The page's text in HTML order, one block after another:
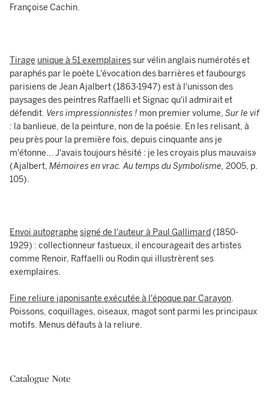
Françoise Cachin.
Tirage unique à 51 exemplairessur vélin anglais numérotés et
paraphés par le poète L'évocation des barrières et faubourgs
parisiens de Jean Ajalbert (1863-1947) est à l'unisson des
paysages des peintres Raffaelli et Signac qu'il admirait et
défendit. Vers impressionnistes ! mon premier volume, Sur le vif
: la banlieue, de la peinture, non de la poésie. En les relisant, à
peu près pour la première fois, depuis cinquante ans je
m'étonne... J'avais toujours hésité : je les croyais plus mauvais»
(Ajalbert, Mémoires en vrac. Au temps du Symbolisme, 2005, p.
105).
Envoi autographe signé de l'auteur à Paul Gallimard(1850-
1929) : collectionneur fastueux, il encourageait des artistes
comme Renoir, Raffaelli ou Rodin qui illustrèrent ses
exemplaires.
Fine reliure japonisante exécutée à l'époque par Carayon.
Poissons, coquillages, oiseaux, magot sont parmi les principaux
motifs. Menus défauts à la reliure.
Catalogue Note